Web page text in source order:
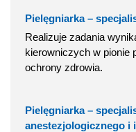
Pielęgniarka –
Realizuje zadania
kierowniczych w pionie
ochrony zdrowia.
Pielęgniarka –
anestezjologicznego i